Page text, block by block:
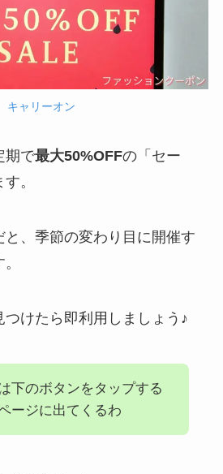
キャリーオン
期で最大50%OFFの「セー
。
、季節の変わり目に開催す
けたら即利用しましょう♪
下のボタンをタップする
ージに出てくるわ